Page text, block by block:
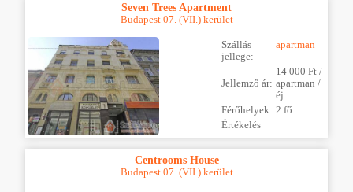
Seven Trees Apartment
Budapest 07. (VII.) kerület
Szállás
jellege:
apartman
Jellemző ár:
14 000 Ft /
apartman /
éj
Férőhelyek: 2 fő
Értékelés
Centrooms House
Budapest 07. (VII.) kerület